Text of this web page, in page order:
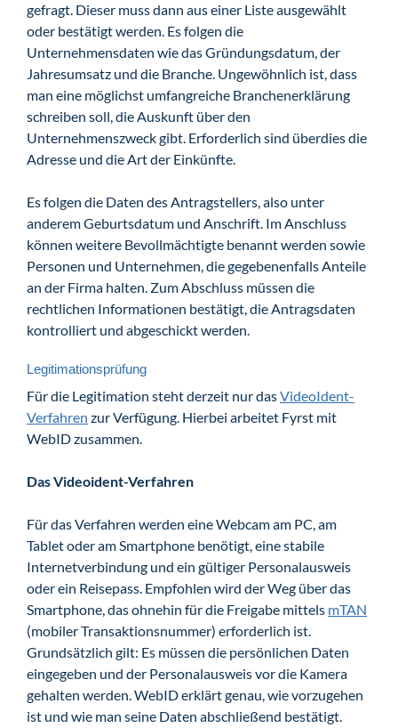
gefragt. Dieser muss dann aus einer Liste ausgewählt
oder bestätigt werden. Es folgen die
Unternehmensdaten wie das Gründungsdatum, der
Jahresumsatz und die Branche. Ungewöhnlich ist, dass
man eine möglichst umfangreiche Branchenerklärung
schreiben soll, die Auskunft über den
Unternehmenszweck gibt. Erforderlich sind überdies die
Adresse und die Art der Einkünfte.
Es folgen die Daten des Antragstellers, also unter
anderem Geburtsdatum und Anschrift. Im Anschluss
können weitere Bevollmächtigte benannt werden sowie
Personen und Unternehmen, die gegebenenfalls Anteile
an der Firma halten. Zum Abschluss müssen die
rechtlichen Informationen bestätigt, die Antragsdaten
kontrolliert und abgeschickt werden.
Legitimationsprüfung
Für die Legitimation steht derzeit nur dasVideoIdent-
Verfahren zur Verfügung. Hierbei arbeitet Fyrst mit
WebID zusammen.
Das Videoident-Verfahren
Für das Verfahren werden eine Webcam am PC, am
Tablet oder am Smartphone benötigt, eine stabile
Internetverbindung und ein gültiger Personalausweis
oder ein Reisepass. Empfohlen wird der Weg über das
Smartphone, das ohnehin für die Freigabe mittels mTAN
(mobiler Transaktionsnummer) erforderlich ist.
Grundsätzlich gilt: Es müssen die persönlichen Daten
eingegeben und der Personalausweis vor die Kamera
gehalten werden. WebID erklärt genau, wie vorzugehen
ist und wie man seine Daten abschließend bestätigt.